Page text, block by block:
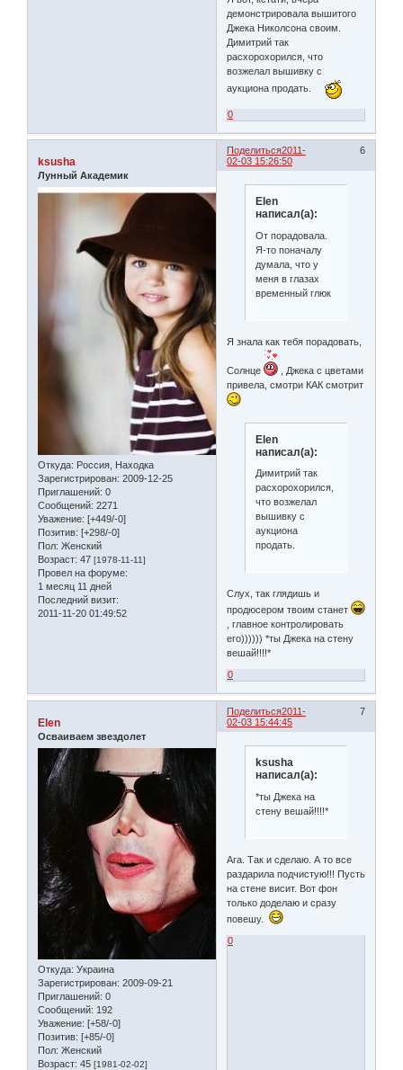
демонстрировала вышитого
Джека Николсона своим.
Димитрий так
расхорохорился, что
возжелал вышивку с
аукциона продать.
0
Поделиться 6
2011-
02-03 15:26:50
ksusha
Лунный Академик
Откуда: Россия, Находка
Зарегистрирован: 2009-12-25
Приглашений: 0
Сообщений: 2271
Уважение: [+449/-0]
Позитив: [+298/-0]
Пол: Женский
Возраст: 47 [1978-11-11]
Провел на форуме:
1 месяц 11 дней
Последний визит:
2011-11-20 01:49:52
Elen
написал(а):
От порадовала.
Я-то поначалу
думала, что у
меня в глазах
временный глюк
Я знала как тебя порадовать,
Солнце
, Джека с цветами
привела, смотри КАК смотрит
Elen
написал(а):
Димитрий так
расхорохорился,
что возжелал
вышивку с
аукциона
продать.
Слух, так глядишь и
продюсером твоим станет
, главное контролировать
его)))))) *ты Джека на стену
вешай!!!!*
0
Поделиться 7
2011-
02-03 15:44:45
Elen
Осваиваем звездолет
Откуда: Украина
Зарегистрирован: 2009-09-21
Приглашений: 0
Сообщений: 192
Уважение: [+58/-0]
Позитив: [+85/-0]
Пол: Женский
Возраст: 45 [1981-02-02]
ksusha
написал(а):
*ты Джека на
стену вешай!!!!*
Ага. Так и сделаю. А то все
раздарила подчистую!!! Пусть
на стене висит. Вот фон
только доделаю и сразу
повешу.
0